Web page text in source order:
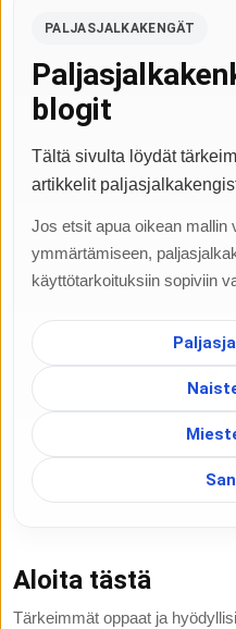
PALJASJALKAKENGÄT
blogit
Tältä sivulta löydät
artikkelit
Jos etsit apua oikean mallin
ymmärtämiseen,
käyttötarkoituksiin sopiviin
Aloita tästä
Tärkeimmät oppaat ja